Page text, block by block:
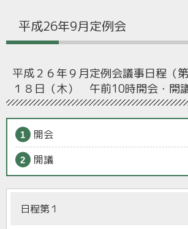
平成26年9月定例会
平成２６年９月定例会議事日程（
１８日（木） 午前10時開会・開
開会
開議
日程第１